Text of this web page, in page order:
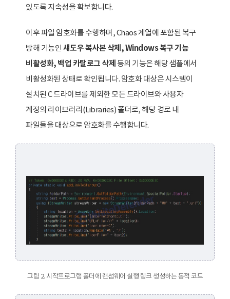
있도록 지속성을 확보합니다.
이후 파일 암호화를 수행하며, Chaos 계열에 포함된 복구
방해 기능인 섀도우 복사본 삭제, Windows 복구 기능
비활성화, 백업 카탈로그 삭제 등의 기능은 해당 샘플에서
비활성화된 상태로 확인됩니다. 암호화 대상은 시스템이
설치된 C 드라이브를 제외한 모든 드라이브와 사용자
계정의 라이브러리(Libraries) 폴더로, 해당 경로 내
파일들을 대상으로 암호화를 수행합니다.
그림 2. 시작프로그램 폴더에 랜섬웨어 실행 링크 생성하는 동적 코드